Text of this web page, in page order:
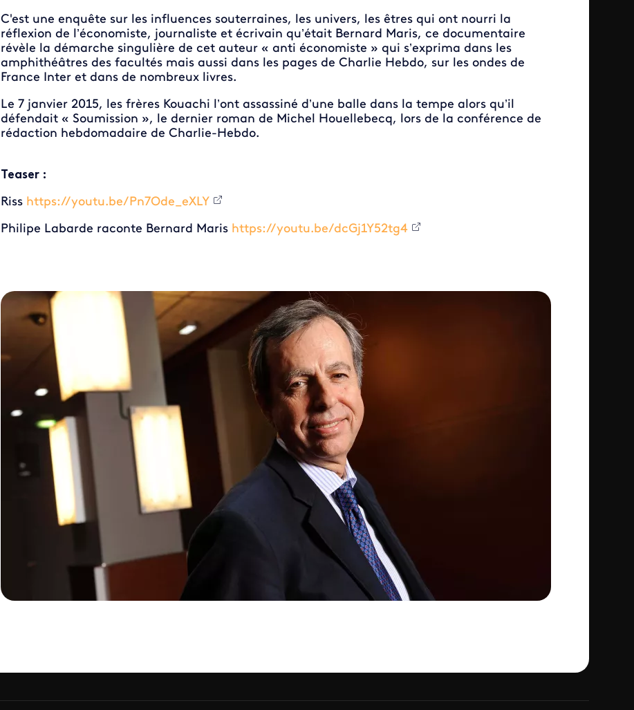
C'est une enquête sur les influences souterraines, les univers, les êtres qui ont nourri la
réflexion de l’économiste, journaliste et écrivain qu’était Bernard Maris, ce documentaire
révèle la démarche singulière de cet auteur « anti économiste » qui s’exprima dans les
amphithéâtres des facultés mais aussi dans les pages de Charlie Hebdo, sur les ondes de
France Inter et dans de nombreux livres.
Le 7 janvier 2015, les frères Kouachi l’ont assassiné d’une balle dans la tempe alors qu’il
défendait « Soumission », le dernier roman de Michel Houellebecq, lors de la conférence de
rédaction hebdomadaire de Charlie-Hebdo.
Teaser :
Riss https://youtu.be/Pn7Ode_eXLY
Philipe Labarde raconte Bernard Maris https://youtu.be/dcGj1Y52tg4